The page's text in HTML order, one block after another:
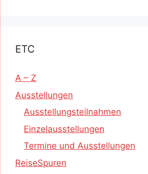
ETC
A – Z
Ausstellungen
Ausstellungsteilnahmen
Einzelausstellungen
Termine und Ausstellungen
ReiseSpuren